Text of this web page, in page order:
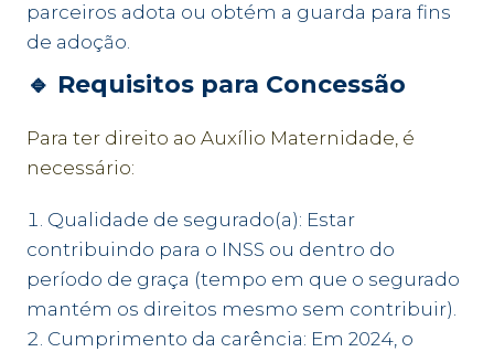
parceiros adota ou obtém a guarda para fins
de adoção.
🔹 Requisitos para Concessão
Para ter direito ao Auxílio Maternidade, é
necessário:
Qualidade de segurado(a): Estar
contribuindo para o INSS ou dentro do
período de graça (tempo em que o segurado
mantém os direitos mesmo sem contribuir).
Cumprimento da carência: Em 2024, o